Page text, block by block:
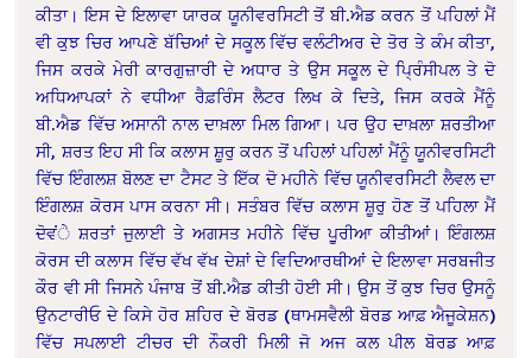
ਕੀਤਾ। ਇਸ ਦੇ ਇਲਾਵਾ ਯਾਰਕ ਯੂਨੀਵਰਸਿਟੀ ਤੋਂ ਬੀ.ਐਡ ਕਰਨ ਤੋਂ ਪਹਿਲਾਂ ਮੈਂ
ਵੀ ਕੁਝ ਚਿਰ ਆਪਣੇ ਬੱਚਿਆਂ ਦੇ ਸਕੂਲ ਵਿੱਚ ਵਲੰਟੀਅਰ ਦੇ ਤੋਰ ਤੇ ਕੰਮ ਕੀਤਾ,
ਜਿਸ ਕਰਕੇ ਮੇਰੀ ਕਾਰਗੁਜ਼ਾਰੀ ਦੇ ਅਧਾਰ ਤੇ ਉਸ ਸਕੂਲ ਦੇ ਪ੍ਰਿੰਸੀਪਲ ਤੇ ਦੋ
ਅਧਿਆਪਕਾਂ ਨੇ ਵਧੀਆ ਰੈਫ਼ਰਿੰਸ ਲੈਟਰ ਲਿਖ ਕੇ ਦਿਤੇ, ਜਿਸ ਕਰਕੇ ਮੈਂਨੂੰ
ਬੀ.ਐਡ ਵਿੱਚ ਅਸਾਨੀ ਨਾਲ ਦਾਖ਼ਲਾ ਮਿਲ ਗਿਆ। ਪਰ ਉਹ ਦਾਖ਼ਲਾ ਸ਼ਰਤੀਆ
ਸੀ, ਸ਼ਰਤ ਇਹ ਸੀ ਕਿ ਕਲਾਸ ਸ਼ੂਰੁ ਕਰਨ ਤੋਂ ਪਹਿਲਾਂ ਪਹਿਲਾਂ ਮੈਂਨੂੰ ਯੂਨੀਵਰਸਿਟੀ
ਵਿੱਚ ਇੰਗਲਸ਼ ਬੋਲਣ ਦਾ ਟੈਸਟ ਤੇ ਇੱਕ ਦੋ ਮਹੀਨੇ ਵਿੱਚ ਯੂਨੀਵਰਸਿਟੀ ਲੈਵਲ ਦਾ
ਇੰਗਲਸ਼ ਕੋਰਸ ਪਾਸ ਕਰਨਾ ਸੀ। ਸਤੰਬਰ ਵਿੱਚ ਕਲਾਸ ਸ਼ੂਰੁ ਹੋਣ ਤੋਂ ਪਹਿਲਾ ਮੈਂ
ਦੋਵਂੇ ਸ਼ਰਤਾਂ ਜੁਲਾਈ ਤੇ ਅਗਸਤ ਮਹੀਨੇ ਵਿੱਚ ਪੁੂਰੀਆ ਕੀਤੀਆਂ। ਇੰਗਲਸ਼
ਕੋਰਸ ਦੀ ਕਲਾਸ ਵਿੱਚ ਵੱਖ ਵੱਖ ਦੇਸ਼ਾਂ ਦੇ ਵਿਦਿਆਰਥੀਆਂ ਦੇ ਇਲਾਵਾ ਸਰਬਜੀਤ
ਕੌਰ ਵੀ ਸੀ ਜਿਸਨੇ ਪੰਜਾਬ ਤੋਂ ਬੀ.ਐਡ ਕੀਤੀ ਹੋਈ ਸੀ। ਉਸ ਤੋਂ ਕੁਝ ਚਿਰ ਉਸਨੂੰ
ਉਨਟਾਰੀਓ ਦੇ ਕਿਸੇ ਹੋਰ ਸ਼ਹਿਰ ਦੇ ਬੋਰਡ (ਥਾਮਸਵੈਲੀ ਬੋਰਡ ਆਫ਼ ਐਜੂਕੇਸ਼ਨ)
ਵਿੱਚ ਸਪਲਾਈ ਟੀਚਰ ਦੀ ਨੌਕਰੀ ਮਿਲੀ ਜੋ ਅਜ ਕਲ ਪੀਲ ਬੋਰਡ ਆਫ਼